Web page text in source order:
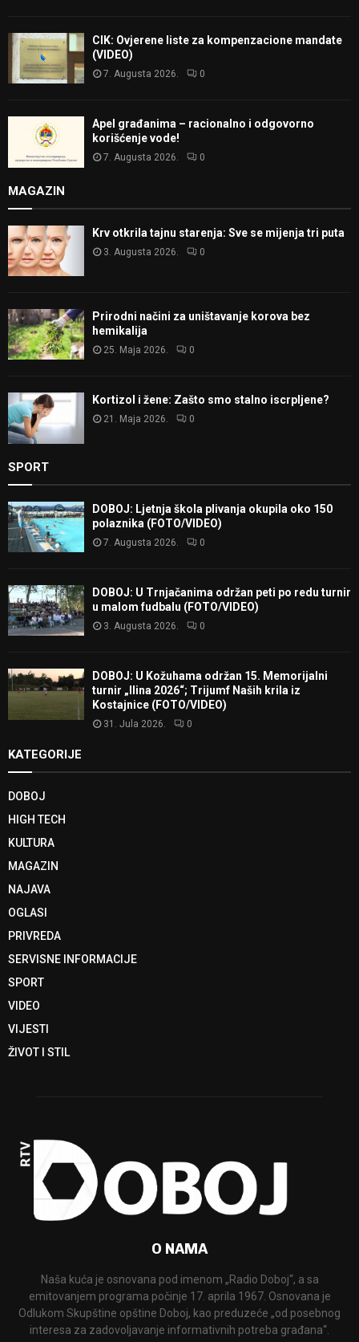
CIK: Ovjerene liste za kompenzacione mandate
(VIDEO)
7. Augusta 2026. 0
Apel građanima – racionalno i odgovorno
korišćenje vode!
7. Augusta 2026. 0
MAGAZIN
Krv otkrila tajnu starenja: Sve se mijenja tri puta
3. Augusta 2026. 0
Prirodni načini za uništavanje korova bez
hemikalija
25. Maja 2026. 0
Kortizol i žene: Zašto smo stalno iscrpljene?
21. Maja 2026. 0
SPORT
DOBOJ: Ljetnja škola plivanja okupila oko 150
polaznika (FOTO/VIDEO)
7. Augusta 2026. 0
DOBOJ: U Trnjačanima održan peti po redu turnir
u malom fudbalu (FOTO/VIDEO)
3. Augusta 2026. 0
DOBOJ: U Kožuhama održan 15. Memorijalni
turnir „Ilina 2026“; Trijumf Naših krila iz
Kostajnice (FOTO/VIDEO)
31. Jula 2026. 0
KATEGORIJE
DOBOJ
HIGH TECH
KULTURA
MAGAZIN
NAJAVA
OGLASI
PRIVREDA
SERVISNE INFORMACIJE
SPORT
VIDEO
VIJESTI
ŽIVOT I STIL
O NAMA
Naša kuća je osnovana pod imenom „Radio Doboj“, a sa
emitovanjem programa počinje 17. aprila 1967. Osnovana je
Odlukom Skupštine opštine Doboj, kao preduzeće „od posebnog
interesa za zadovoljavanje informativnih potreba građana“.